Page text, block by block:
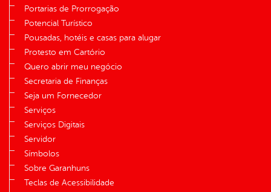
Portarias de Prorrogação
Potencial Turístico
Pousadas, hotéis e casas para alugar
Protesto em Cartório
Quero abrir meu negócio
Secretaria de Finanças
Seja um Fornecedor
Serviços
Serviços Digitais
Servidor
Símbolos
Sobre Garanhuns
Teclas de Acessibilidade